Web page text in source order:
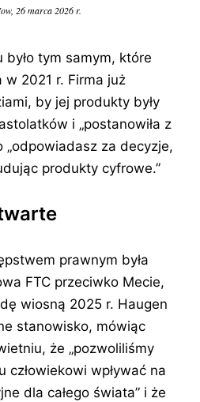
26 marca 2026 r.
tym samym, które
w 2021 r. Firma już
by jej produkty były
i
postanowiła z
odpowiadasz za decyzje,
produkty cyfrowe.
prawnym była
FTC przeciwko Mecie,
wiosną 2025 r. Haugen
stanowisko, mówiąc
że
pozwoliliśmy
człowiekowi wpływać na
dla całego świata
i że